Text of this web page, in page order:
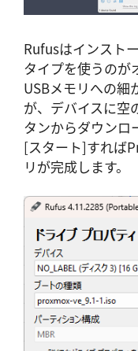
Rufusはインスト
タイプを使うのが
USBメモリへの細
が、デバイスに空
タンからダウンロ
[スタート]すれば
リが完成します。